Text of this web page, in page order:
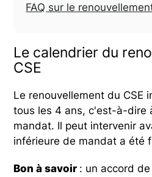
FAQ sur le
Le calendrier du
CSE
Le renouvellement du CSE
tous les 4 ans, c'est-à-dire
mandat. Il peut intervenir
inférieure de mandat a été
Bon à savoir : un accord